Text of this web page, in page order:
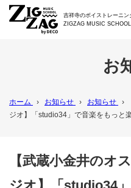
吉祥寺のボイストレーニン
ZIGZAG MUSIC SCHOOL
お
ホーム › お知らせ › お知らせ ›
ジオ】「studio34」で音楽をもっと
【武蔵小金井のオ